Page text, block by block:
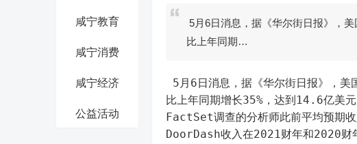
咸宁教育
咸宁消费
咸宁经济
公益活动
5月6日消息，据《华尔街日报》，
比上年同期…
5月6日消息，据《华尔街日报》，
比上年同期增长35%，达到14.6亿美
FactSet调查的分析师此前平均预期
DoorDash收入在2021财年和2020财